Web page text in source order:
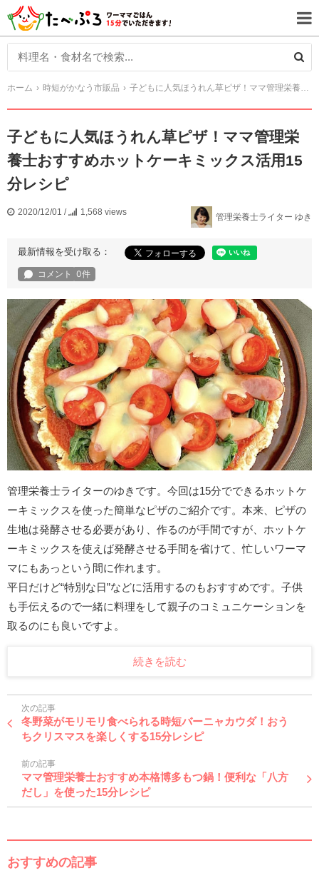
ホーム 時短がかなう市販品 子どもに人気ほうれん草ピザ！ママ管理栄養士おすすめホットケーキミックス活用15分レシピ
子どもに人気ほうれん草ピザ！ママ管理栄
養士おすすめホットケーキミックス活用15
分レシピ
2020/12/01 / 1,568 views 管理栄養士ライター ゆき
最新情報を受け取る：
管理栄養士ライターのゆきです。今回は15分でできるホットケ
ーキミックスを使った簡単なピザのご紹介です。本来、ピザの
生地は発酵させる必要があり、作るのが手間ですが、ホットケ
ーキミックスを使えば発酵させる手間を省けて、忙しいワーマ
マにもあっという間に作れます。
平日だけど“特別な日”などに活用するのもおすすめです。子供
も手伝えるので一緒に料理をして親子のコミュニケーションを
取るのにも良いですよ。
続きを読む
次の記事
冬野菜がモリモリ食べられる時短バーニャカウダ！おう
ちクリスマスを楽しくする15分レシピ
前の記事
ママ管理栄養士おすすめ本格博多もつ鍋！便利な「八方
だし」を使った15分レシピ
おすすめの記事